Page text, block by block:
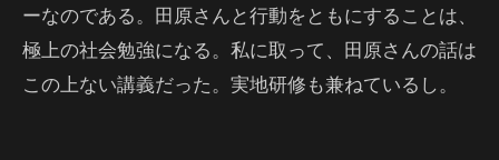
ーなのである。田原さんと行動をともにすることは、
極上の社会勉強になる。私に取って、田原さんの話は
この上ない講義だった。実地研修も兼ねているし。